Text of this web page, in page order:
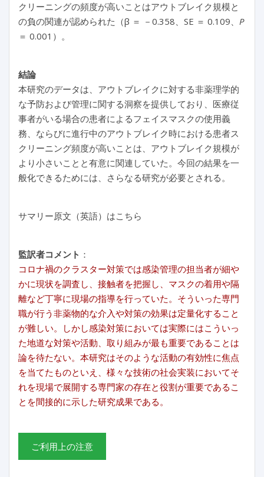
クリーニングの頻度が高いことはアウトブレイク規模と
の負の関連が認められた（β ＝ －0.358、SE ＝ 0.109、 P
＝ 0.001）。
結論
本研究のデータは、アウトブレイクに対する非薬理学的
な予防および管理に関する洞察を提供しており、医療従
事者がいる場合の患者によるフェイスマスクの使用義
務、ならびに進行中のアウトブレイク時における患者ス
クリーニング頻度が高いことは、アウトブレイク規模が
より小さいことと有意に関連していた。今回の結果を一
般化できるためには、さらなる研究が必要とされる。
サマリー原文（英語）はこちら
監訳者コメント ：
コロナ禍のクラスター対策では感染管理の担当者が細や
かに現状を調査し、接触者を把握し、マスクの着用や隔
離など丁寧に現場の指導を行っていた。そういった専門
職が行う非薬物的な介入や対策の効果は定量化すること
が難しい。しかし感染対策においては実際にはこういっ
た地道な対策や活動、取り組みが最も重要であることは
論を待たない。本研究はそのような活動の有効性に焦点
を当てたものといえ、様々な技術の社会実装においてそ
れを現場で展開する専門家の存在と役割が重要であるこ
とを間接的に示した研究成果である。
ご利用上の注意